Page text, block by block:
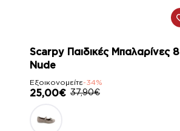
-34%
Scarpy Παιδικές Μπαλαρίνες 8
Nude
Εξοικονομείτε-34%
25,00€ 37,90€